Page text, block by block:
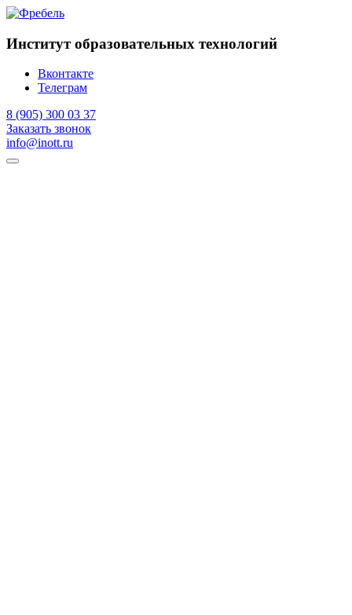
Институт образовательных технологий
Вконтакте
Телеграм
8 (905) 300 03 37
Заказать звонок
info@inott.ru